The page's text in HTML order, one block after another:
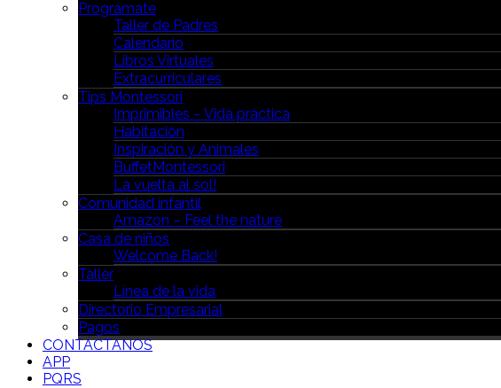
Prográmate
Taller de Padres
Calendario
Libros Virtuales
Extracurriculares
Tips Montessori
Imprimibles – Vida práctica
Habitación
Inspiración y Animales
BuffetMontessori
La vuelta al sol!
Comunidad infantil
Amazon – Feel the nature
Casa de niños
Welcome Back!
Taller
Línea de la vida
Directorio Empresarial
Pagos
CONTÁCTANOS
APP
PQRS